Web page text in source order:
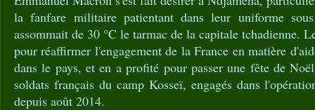
la fanfare militaire patientant dans leur uniforme
assommait de 30 °C le tarmac de la capitale tchadienne.
pour réaffirmer l'engagement de la France en matière
dans le pays, et en a profité pour passer une fête de
soldats français du camp Kosseï, engagés dans
depuis août 2014.